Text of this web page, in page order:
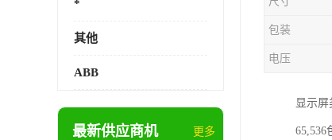
*
其他
ABB
最新供应商机 更多
包装
电压
显示
65,536